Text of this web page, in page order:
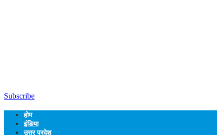
Subscribe
होम
इंडिया
उत्तर प्रदेश